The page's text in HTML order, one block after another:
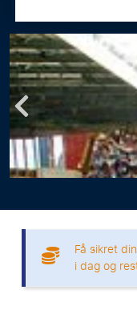
Få sikret
i dag og